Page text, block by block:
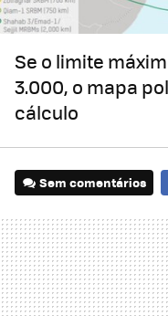
Se o limite
3.000, o mapa
cálculo
Sem comentários